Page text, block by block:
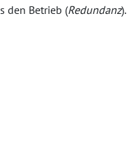
den Betrieb (Redundanz).